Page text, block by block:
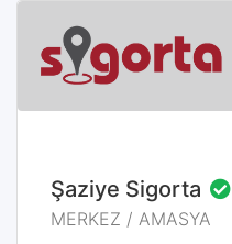
Şaziye Sigorta
MERKEZ / AMASYA